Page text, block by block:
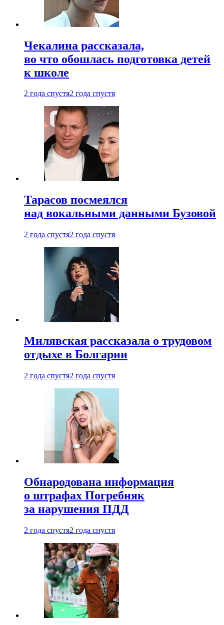
Чекалина рассказала,
во что обошлась подготовка детей
к школе
2 года спустя2 года спустя
Тарасов посмеялся
над вокальными данными Бузовой
2 года спустя2 года спустя
Милявская рассказала о трудовом
отдыхе в Болгарии
2 года спустя2 года спустя
Обнародована информация
о штрафах Погребняк
за нарушения ПДД
2 года спустя2 года спустя